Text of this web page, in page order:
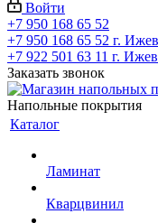
Войти
+7 950 168 65 52
+7 950 168 65 52 г.
+7 922 501 63 11 г.
Заказать звонок
Напольные покрытия
Каталог
Ламинат
Кварцвинил